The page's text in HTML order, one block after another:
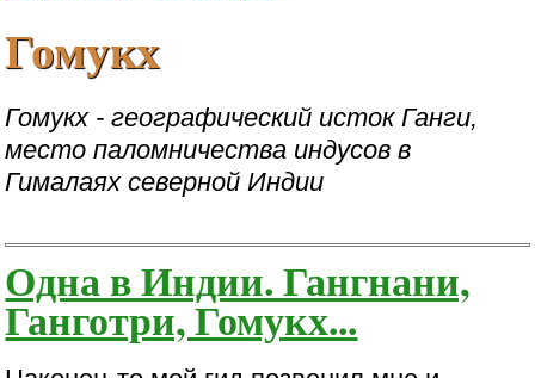
Гомукх
Гомукх - географический исток Ганги,
место паломничества индусов в
Гималаях северной Индии
Одна в Индии. Гангнани,
Ганготри, Гомукх...